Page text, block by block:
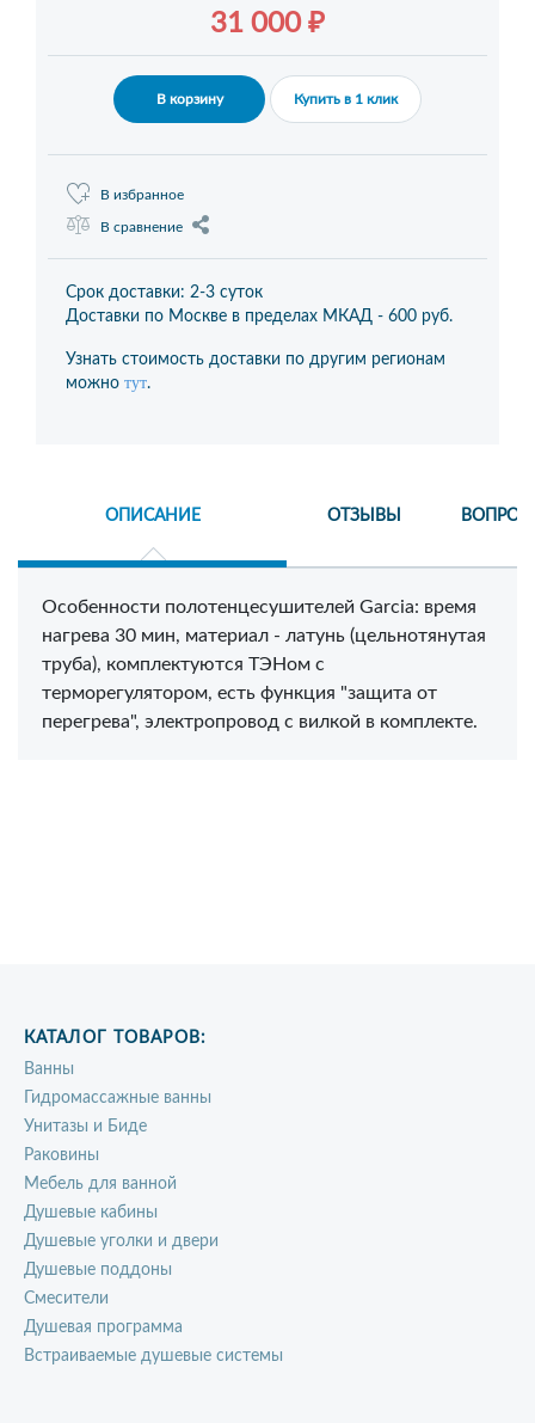
31 000 ₽
В корзину Купить в 1 клик
В избранное
В сравнение
Срок доставки: 2-3 суток
Доставки по Москве в пределах МКАД - 600 руб.
Узнать стоимость доставки по другим регионам
можно тут.
ОПИСАНИЕ ОТЗЫВЫ
Особенности полотенцесушителей Garcia: время
нагрева 30 мин, материал - латунь (цельнотянутая
труба), комплектуются ТЭНом с
терморегулятором, есть функция "защита от
перегрева", электропровод с вилкой в комплекте.
КАТАЛОГ ТОВАРОВ:
Ванны
Гидромассажные ванны
Унитазы и Биде
Раковины
Мебель для ванной
Душевые кабины
Душевые уголки и двери
Душевые поддоны
Смесители
Душевая программа
Встраиваемые душевые системы